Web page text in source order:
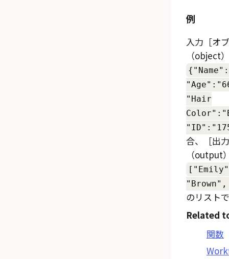
例
入力
オ
（object）
"Hair
合、
出力
（output
のリスト
Related
関数